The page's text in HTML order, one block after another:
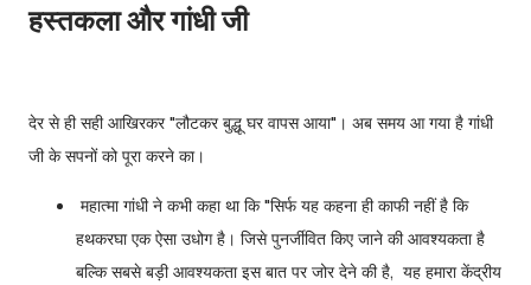
हस्तकला और गांधी जी
देर से ही सही आखिरकर "लौटकर बुद्धू घर वापस आया"। अब समय आ गया है गांधी
जी के सपनों को पूरा करने का।
महात्मा गांधी ने कभी कहा था कि "सिर्फ यह कहना ही काफी नहीं है कि
हथकरघा एक ऐसा उधोग है। जिसे पुनर्जीवित किए जाने की आवश्यकता है
बल्कि सबसे बड़ी आवश्यकता इस बात पर जोर देने की है, यह हमारा केंद्रीय